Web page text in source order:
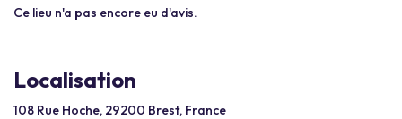
Ce lieu n'a pas encore eu d'avis.
Localisation
108 Rue Hoche, 29200 Brest, France